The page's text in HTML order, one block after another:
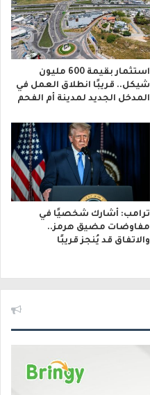
استثمار بقيمة 600 مليون
شيكل.. قريبًا انطلاق العمل في
المدخل الجديد لمدينة أم الفحم
ترامب: أشارك شخصيًا في
مفاوضات مضيق هرمز..
والاتفاق قد يُنجز قريبًا